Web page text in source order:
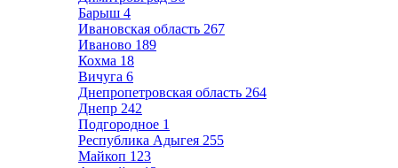
Барыш 4
Ивановская область 267
Иваново 189
Кохма 18
Вичуга 6
Днепропетровская область 264
Днепр 242
Подгородное 1
Республика Адыгея 255
Майкоп 123